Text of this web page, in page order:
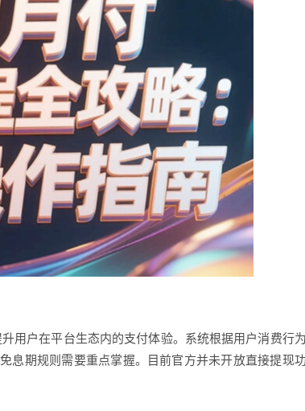
用户在平台生态内的支付体验。系统根据用户消费行为
息期规则需要重点掌握。目前官方并未开放直接提现功